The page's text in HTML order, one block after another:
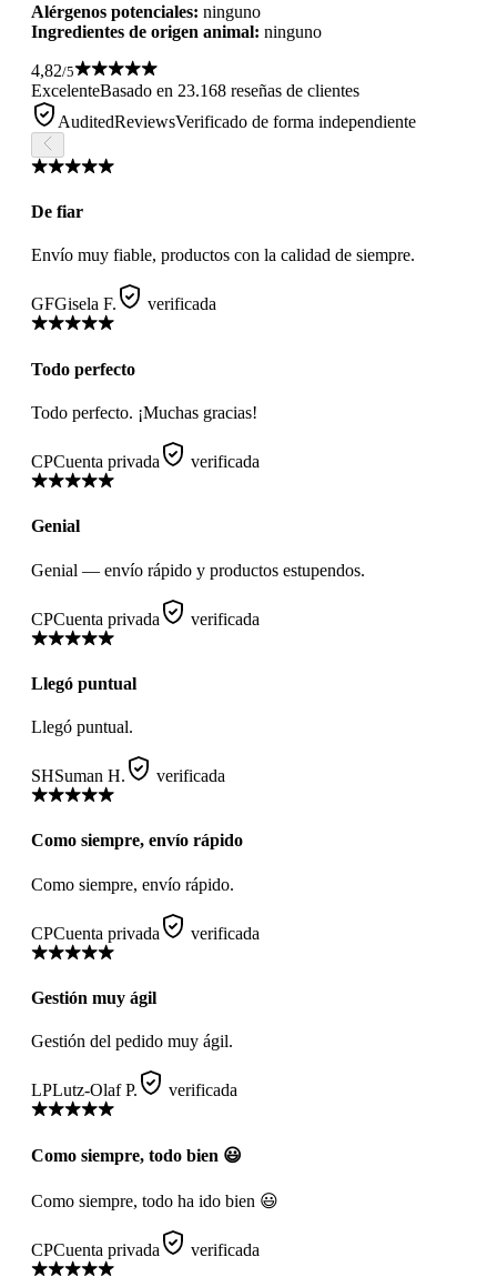
Alérgenos potenciales: ninguno
Ingredientes de origen animal: ninguno
4,82/5
ExcelenteBasado en 23.168 reseñas de clientes
AuditedReviewsVerificado de forma independiente
De fiar
Envío muy fiable, productos con la calidad de siempre.
GFGisela F. verificada
Todo perfecto
Todo perfecto. ¡Muchas gracias!
CPCuenta privada verificada
Genial
Genial — envío rápido y productos estupendos.
CPCuenta privada verificada
Llegó puntual
Llegó puntual.
SHSuman H. verificada
Como siempre, envío rápido
Como siempre, envío rápido.
CPCuenta privada verificada
Gestión muy ágil
Gestión del pedido muy ágil.
LPLutz-Olaf P. verificada
Como siempre, todo bien 😃
Como siempre, todo ha ido bien 😃
CPCuenta privada verificada